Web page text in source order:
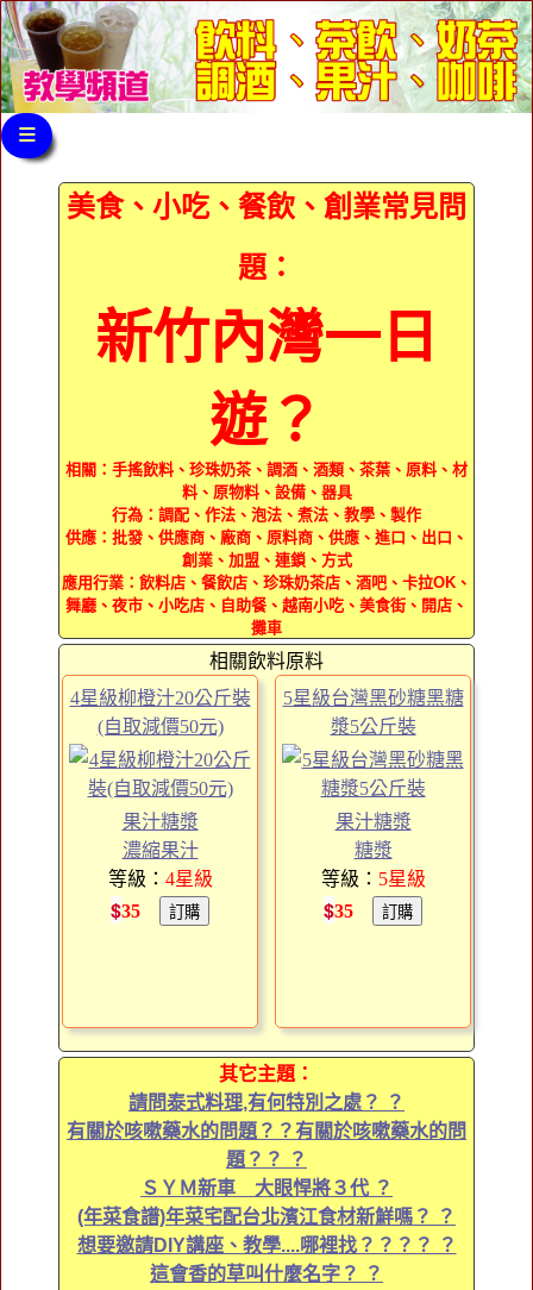
≡
美食、小吃、餐飲、創業常見問
題：
新竹內灣一日
遊？
相關：手搖飲料、珍珠奶茶、調酒、酒類、茶葉、原料、材
料、原物料、設備、器具
行為：調配、作法、泡法、煮法、教學、製作
供應：批發、供應商、廠商、原料商、供應、進口、出口、
創業、加盟、連鎖、方式
應用行業：飲料店、餐飲店、珍珠奶茶店、酒吧、卡拉OK、
舞廳、夜市、小吃店、自助餐、越南小吃、美食街、開店、
攤車
相關飲料原料
4星級柳橙汁20公斤裝
(自取減價50元)
果汁糖漿
濃縮果汁
等級： 4星級
$35
5星級台灣黑砂糖黑糖
漿5公斤裝
果汁糖漿
糖漿
等級： 5星級
$35
其它主題：
請問泰式料理,有何特別之處？ ？
有關於咳嗽藥水的問題？？有關於咳嗽藥水的問
題？？ ？
ＳＹＭ新車 大眼悍將３代 ？
(年菜食譜)年菜宅配台北濱江食材新鮮嗎？ ？
想要邀請DIY講座、教學....哪裡找？？？？ ？
這會香的草叫什麼名字？ ？